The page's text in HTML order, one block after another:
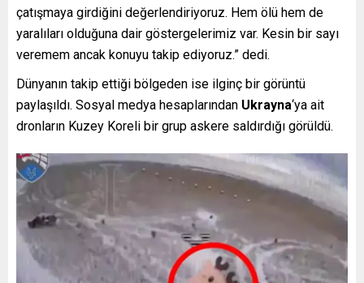
çatışmaya girdiğini değerlendiriyoruz. Hem ölü hem de
yaralıları olduğuna dair göstergelerimiz var. Kesin bir sayı
veremem ancak konuyu takip ediyoruz.” dedi.
Dünyanın takip ettiği bölgeden ise ilginç bir görüntü
paylaşıldı. Sosyal medya hesaplarından Ukrayna‘ya ait
dronların Kuzey Koreli bir grup askere saldırdığı görüldü.